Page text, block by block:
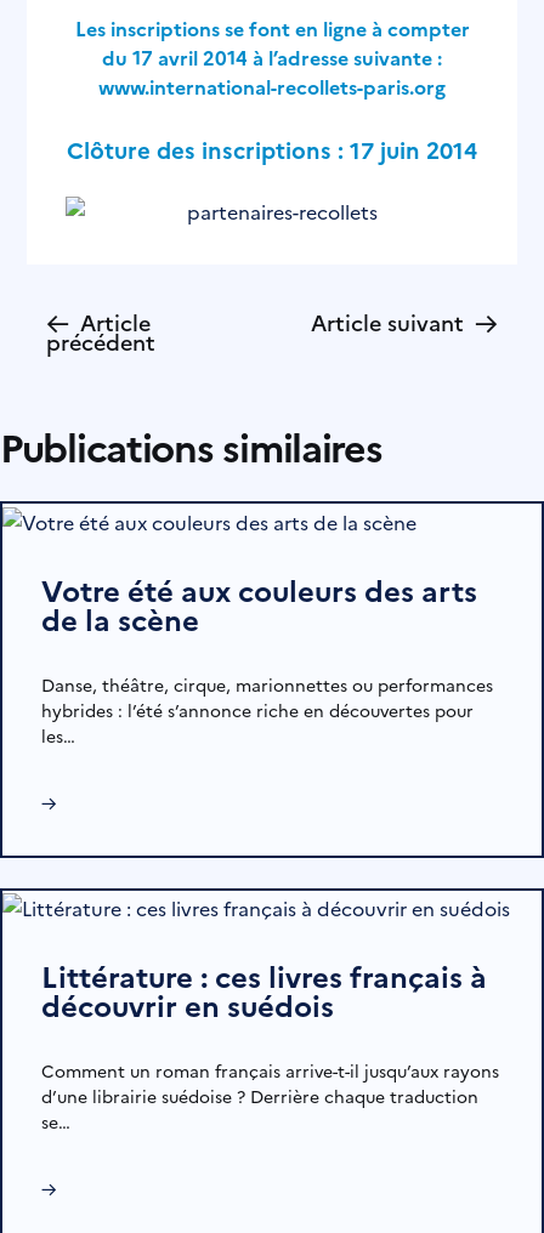
Les inscriptions se font en ligne à compter
du 17 avril 2014 à l’adresse suivante :
www.international-recollets-paris.org
Clôture des inscriptions : 17 juin 2014
← Article
précédent
Article suivant →
Publications similaires
Votre été aux couleurs des arts
de la scène
Danse, théâtre, cirque, marionnettes ou performances
hybrides : l’été s’annonce riche en découvertes pour
les…
→
Littérature : ces livres français à
découvrir en suédois
Comment un roman français arrive-t-il jusqu’aux rayons
d’une librairie suédoise ? Derrière chaque traduction
se…
→